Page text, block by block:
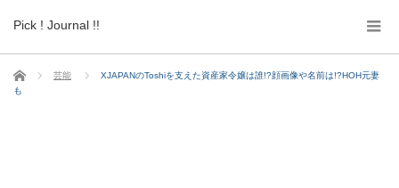
Pick ! Journal !!
ホーム 芸能
XJAPANのToshiを支えた資産家令嬢は誰!?顔画像や名前は!?HOH元妻
も